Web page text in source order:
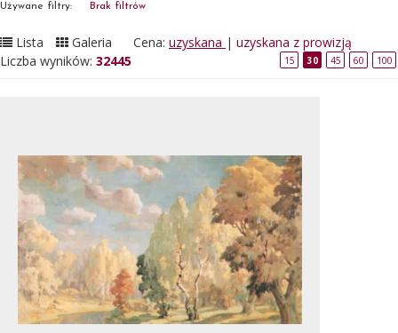
Używane filtry: Brak filtrów
Lista Galeria Cena: uzyskana | uzyskana z prowizją
Liczba wyników: 32445 15 30 45 60 100